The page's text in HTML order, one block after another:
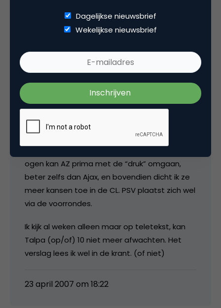
eigenlijk ook wel aan zien komen. Al bij de
aanstelling van Koeman had ik mijn twijfels, die
winterstop, maar eigenlijk klopt het zo toch
wel. De patronen van Guus waren natuurlijk zo
goed ingesleten dat het even duurde voordat
we de hand van Ronald in het spel zouden
Als de titel dan toch niet naar Eindhoven komt,
ogen kan AZ prima met de “druk” omgaan,
beter zelfs dan Ajax, en bovendien dicht ik ze
meer kansen toe in de CL. PSV plaatst zich wel
via de voorrondes.
Ik kijk al weken alleen maar op teletekst, kan
Talpa (op/of) 10 niet meer afwachten. Het
verslag lees ik wel in de krant. (of niet)
23 april 2007 om 18:22
Dagelijkse nieuwsbrief
Wekelijkse nieuwsbrief